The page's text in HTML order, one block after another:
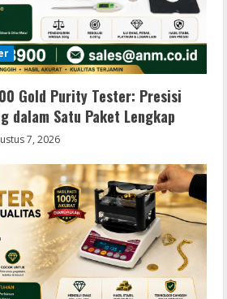
Gold Purity Tester: Presisi
dalam Satu Paket Lengkap
7, 2026